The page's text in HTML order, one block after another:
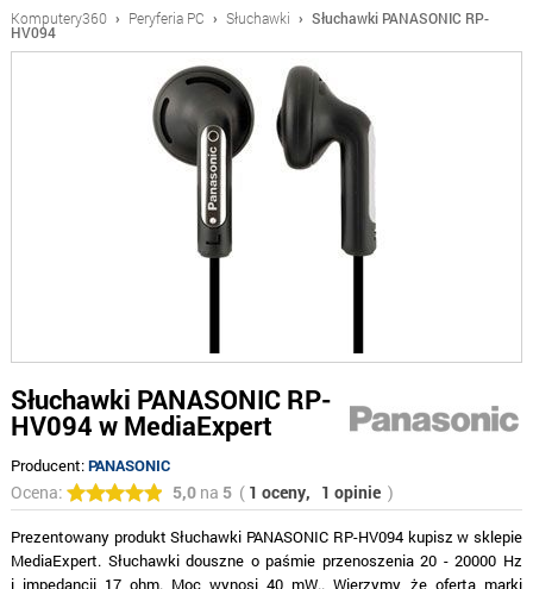
Komputery360 › Peryferia PC › Słuchawki › Słuchawki PANASONIC RP-
HV094
Słuchawki PANASONIC RP-
HV094 w MediaExpert
Producent:PANASONIC
Ocena: 5,0na 5( 1 oceny, 1 opinie )
Prezentowany produkt Słuchawki PANASONIC RP-HV094 kupisz w sklepie
MediaExpert. Słuchawki douszne o paśmie przenoszenia 20 - 20000 Hz
i impedancji 17 ohm. Moc wynosi 40 mW.. Wierzymy, że oferta marki